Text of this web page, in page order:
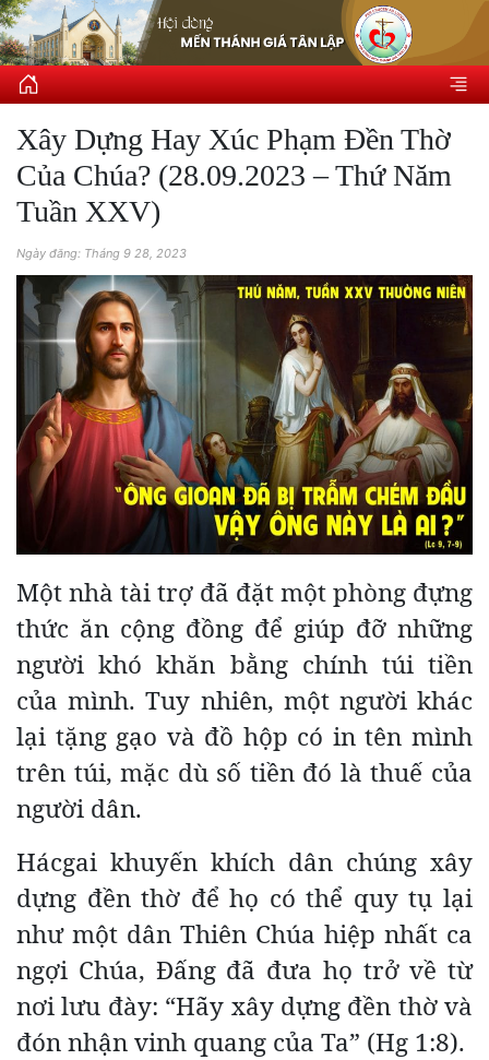
Xây Dựng Hay Xúc Phạm Đền Thờ
Của Chúa? (28.09.2023 – Thứ Năm
Tuần XXV)
Ngày đăng: Tháng 9 28, 2023
Một nhà tài trợ đã đặt một phòng đựng
thức ăn cộng đồng để giúp đỡ những
người khó khăn bằng chính túi tiền
của mình. Tuy nhiên, một người khác
lại tặng gạo và đồ hộp có in tên mình
trên túi, mặc dù số tiền đó là thuế của
người dân.
Hácgai khuyến khích dân chúng xây
dựng đền thờ để họ có thể quy tụ lại
như một dân Thiên Chúa hiệp nhất ca
ngợi Chúa, Đấng đã đưa họ trở về từ
nơi lưu đày: “Hãy xây dựng đền thờ và
đón nhận vinh quang của Ta” (Hg 1:8).